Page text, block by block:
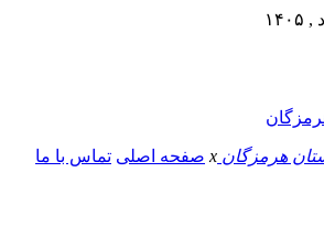
x صفحه اصلی تماس با ما